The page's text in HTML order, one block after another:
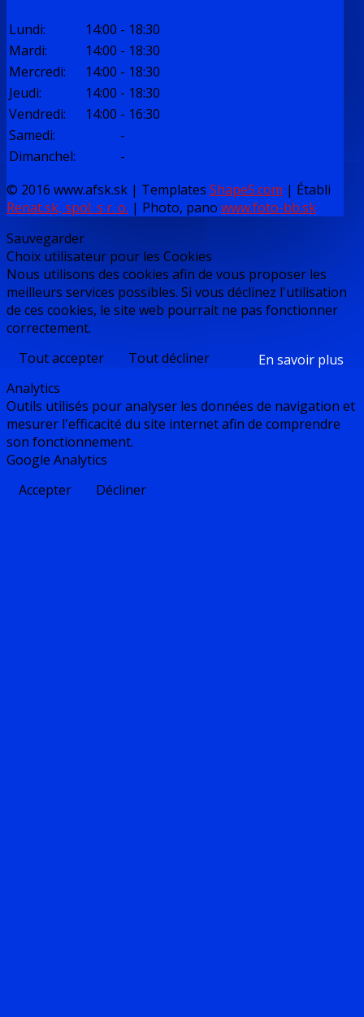
Lundi: 14:00 - 18:30
Mardi: 14:00 - 18:30
Mercredi: 14:00 - 18:30
Jeudi: 14:00 - 18:30
Vendredi: 14:00 - 16:30
Samedi:
-
Dimanchel:
-
© 2016 www.afsk.sk | Templates Shape5.com | Établi
Renat.sk, spol. s r. o. | Photo, pano www.foto-bb.sk
Sauvegarder
Choix utilisateur pour les Cookies
Nous utilisons des cookies afin de vous proposer les
meilleurs services possibles. Si vous déclinez l'utilisation
de ces cookies, le site web pourrait ne pas fonctionner
correctement.
Tout accepter
Tout décliner
En savoir plus
Analytics
Outils utilisés pour analyser les données de navigation et
mesurer l'efficacité du site internet afin de comprendre
son fonctionnement.
Google Analytics
Accepter
Décliner